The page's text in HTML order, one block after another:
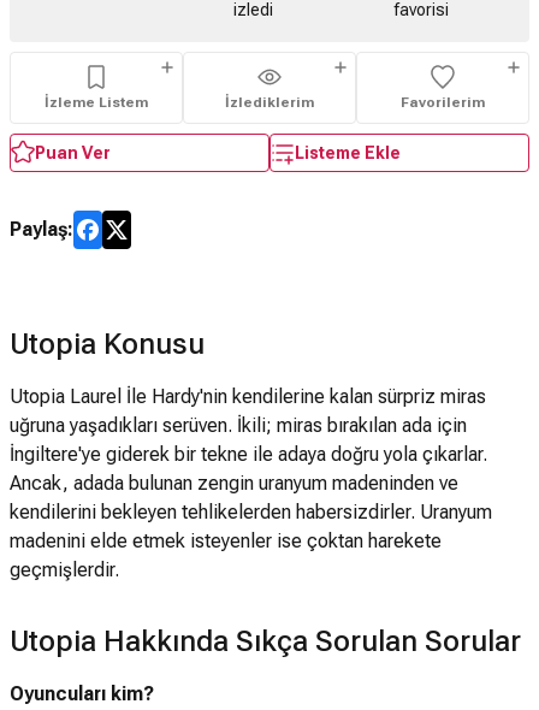
izledi
favorisi
İzleme Listem İzlediklerim Favorilerim
Puan Ver Listeme Ekle
Paylaş:
Utopia Konusu
Utopia Laurel İle Hardy'nin kendilerine kalan sürpriz miras
uğruna yaşadıkları serüven. İkili; miras bırakılan ada için
İngiltere'ye giderek bir tekne ile adaya doğru yola çıkarlar.
Ancak, adada bulunan zengin uranyum madeninden ve
kendilerini bekleyen tehlikelerden habersizdirler. Uranyum
madenini elde etmek isteyenler ise çoktan harekete
geçmişlerdir.
Utopia Hakkında Sıkça Sorulan Sorular
Oyuncuları kim?